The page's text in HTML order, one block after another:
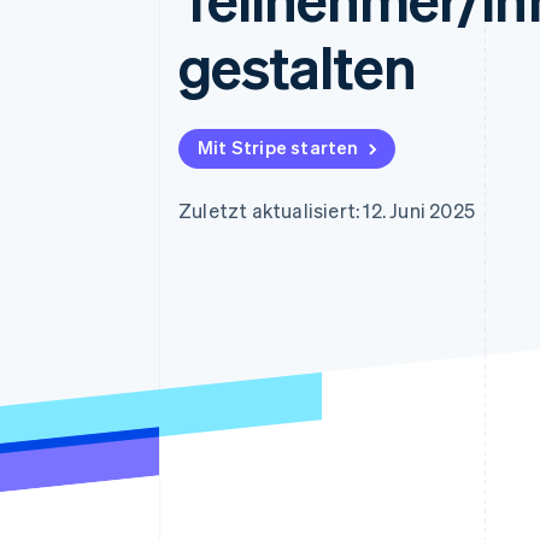
Autorisierungsraten
Beschleunigter Bezahlvorgang
Financial Connections
gestalten
Mit Stripe starten
Zuletzt aktualisiert: 12. Juni 2025